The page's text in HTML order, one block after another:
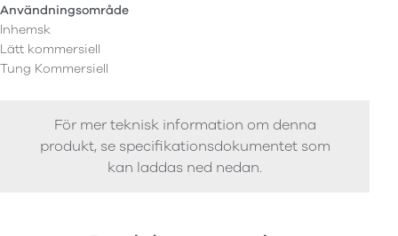
Användningsområde
Inhemsk
Lätt kommersiell
Tung Kommersiell
För mer teknisk information om denna
produkt, se specifikationsdokumentet som
kan laddas ned nedan.